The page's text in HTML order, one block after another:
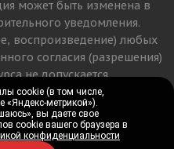
может быть изменена в
уведомления.
воспроизведение) любых
согласия (разрешения)
не допускается.
печати
cookie (в том числе,
метрикой»).
вы даете свое
cookie вашего браузера в
конфиденциальности
cookie (в том числе,
метрикой»).
вы даете свое
cookie вашего браузера в
конфиденциальности